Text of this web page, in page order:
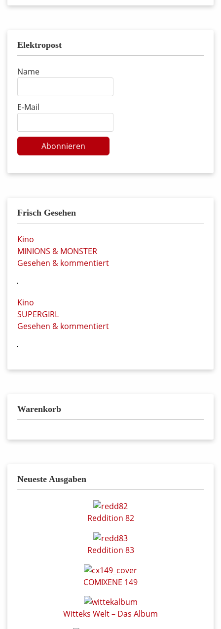
Elektropost
Name
E-Mail
Abonnieren
Frisch Gesehen
Kino
MINIONS & MONSTER
Gesehen & kommentiert
Kino
SUPERGIRL
Gesehen & kommentiert
Warenkorb
Neueste Ausgaben
Reddition 82
Reddition 83
COMIXENE 149
Witteks Welt – Das Album